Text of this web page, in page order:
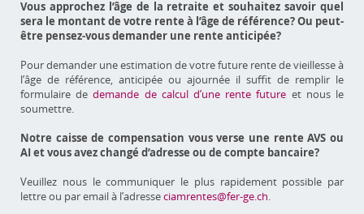
Vous approchez l’âge de la retraite et souhaitez savoir quel
sera le montant de votre rente à l’âge de référence? Ou peut-
être pensez-vous demander une rente anticipée?
Pour demander une estimation de votre future rente de vieillesse à
l’âge de référence, anticipée ou ajournée il suffit de remplir le
formulaire dedemande de calcul d’une rente future et nous le
soumettre.
Notre caisse de compensation vous verse une rente AVS ou
AI et vous avez changé d’adresse ou de compte bancaire?
Veuillez nous le communiquer le plus rapidement possible par
lettre ou par email à l’adresseciamrentes@fer-ge.ch.